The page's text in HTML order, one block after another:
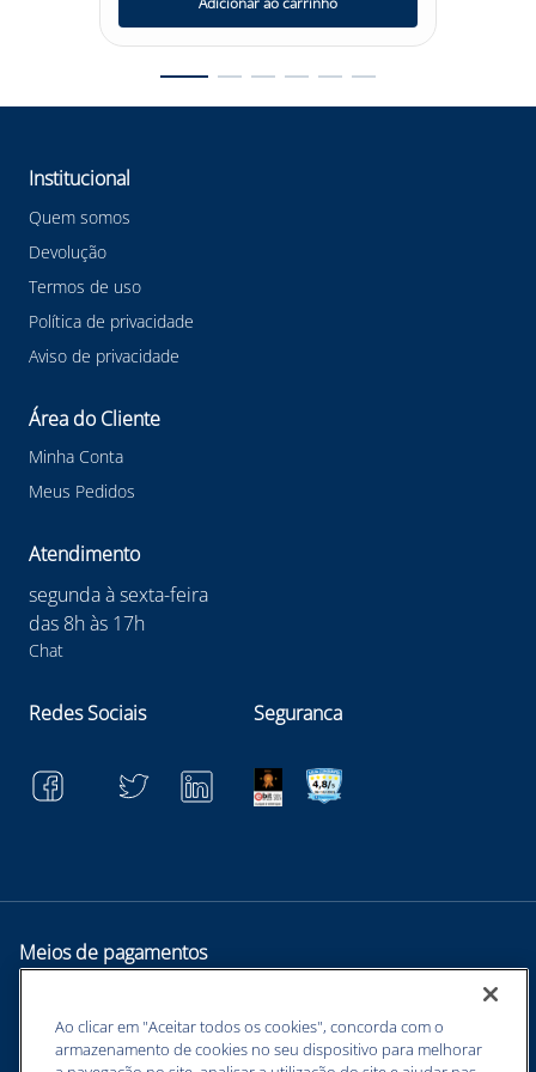
Ultrasafe USL0056EW108 e garanta a sua segurança em
todas as suas atividades em altura!
#talabartedesegurança #talabartedesegurançacorax
Institucional
Quem somos
Devolução
Termos de uso
Política de privacidade
Aviso de privacidade
Área do Cliente
Minha Conta
Meus Pedidos
Atendimento
segunda à sexta-feira
das 8h às 17h
Chat
Redes Sociais Seguranca
Meios de pagamentos
Ao clicar em "Aceitar todos os cookies", concorda com o
armazenamento de cookies no seu dispositivo para melhorar